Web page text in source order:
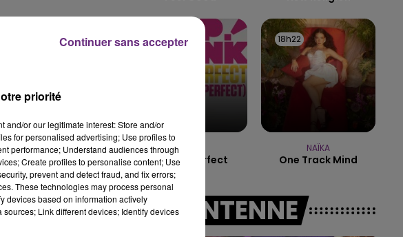
FM
19h15 - 20h00
LA RADIO POP
FERME
ville
18h25
18h25
Fuckin' Perfect
18h22
18h22
NAÏKA
One Track Mind
A L'ANTENNE
priorité
and/or our legitimate interest: Store and/or
for personalised advertising; Use profiles to
performance; Understand audiences through
Create profiles to personalise content; Use
prevent and detect fraud, and fix errors;
These technologies may process personal
devices based on information actively
Link different devices; Identify devices
Continuer sans accepter